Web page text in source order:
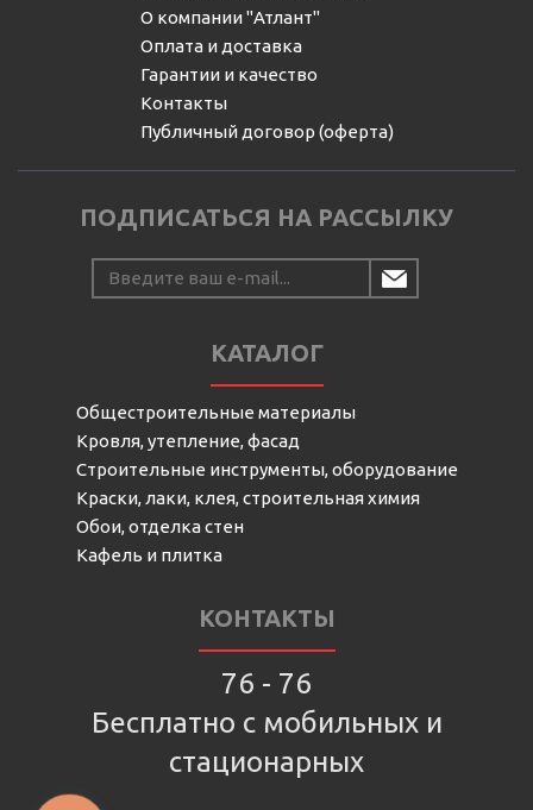
О компании "Атлант"
Оплата и доставка
Гарантии и качество
Контакты
Публичный договор (оферта)
ПОДПИСАТЬСЯ НА РАССЫЛКУ
КАТАЛОГ
Общестроительные материалы
Кровля, утепление, фасад
Строительные инструменты, оборудование
Краски, лаки, клея, строительная химия
Обои, отделка стен
Кафель и плитка
КОНТАКТЫ
76 - 76
Бесплатно с мобильных и
стационарных